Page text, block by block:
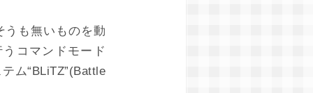
うも無いものを動
コマンドモード
ム“BLiTZ”(Battle